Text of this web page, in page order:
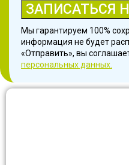
ЗАПИСАТЬСЯ
Мы гарантируем 100%
информация не будет
«Отправить», вы
персональных данных.